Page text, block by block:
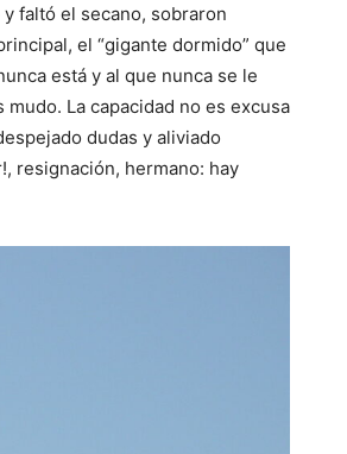
faltó el secano, sobraron
el “gigante dormido” que
está y al que nunca se le
La capacidad no es excusa
dudas y aliviado
resignación, hermano: hay